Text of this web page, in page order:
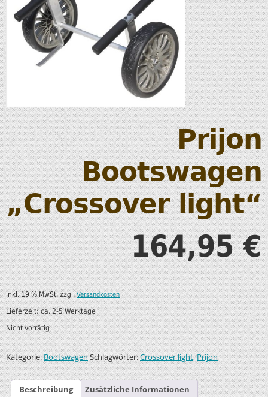
Prijon
Bootswagen
„Crossover light“
164,95€
inkl. 19 % MwSt. zzgl.Versandkosten
Lieferzeit:ca. 2-5 Werktage
Nicht vorrätig
Kategorie:BootswagenSchlagwörter:Crossover light,Prijon
Beschreibung Zusätzliche Informationen